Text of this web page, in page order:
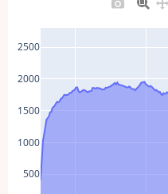
500
1000
1500
2000
2500